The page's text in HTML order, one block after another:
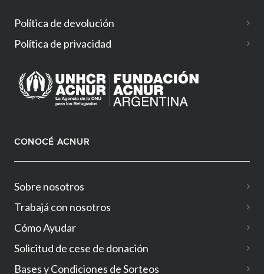
Política de devolución
Política de privacidad
CONOCÉ ACNUR
Sobre nosotros
Trabajá con nosotros
Cómo Ayudar
Solicitud de cese de donación
Bases y Condiciones de Sorteos